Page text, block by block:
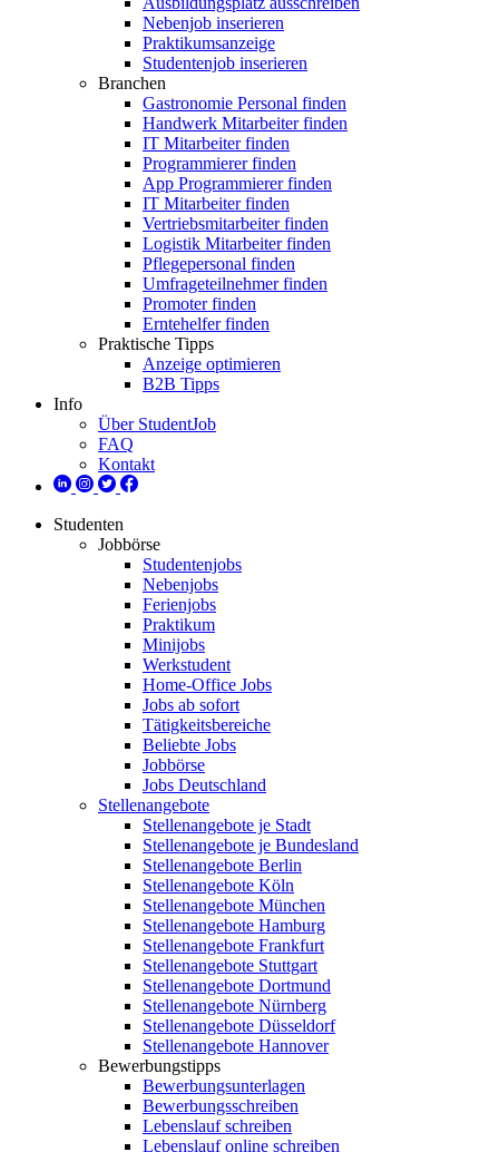
Nebenjob inserieren
Praktikumsanzeige
Studentenjob inserieren
Branchen
Gastronomie Personal finden
Handwerk Mitarbeiter finden
IT Mitarbeiter finden
Programmierer finden
App Programmierer finden
IT Mitarbeiter finden
Vertriebsmitarbeiter finden
Logistik Mitarbeiter finden
Pflegepersonal finden
Umfrageteilnehmer finden
Promoter finden
Erntehelfer finden
Praktische Tipps
Anzeige optimieren
B2B Tipps
Info
Über StudentJob
FAQ
Kontakt
Studenten
Jobbörse
Studentenjobs
Nebenjobs
Ferienjobs
Praktikum
Minijobs
Werkstudent
Home-Office Jobs
Jobs ab sofort
Tätigkeitsbereiche
Beliebte Jobs
Jobbörse
Jobs Deutschland
Stellenangebote
Stellenangebote je Stadt
Stellenangebote je Bundesland
Stellenangebote Berlin
Stellenangebote Köln
Stellenangebote München
Stellenangebote Hamburg
Stellenangebote Frankfurt
Stellenangebote Stuttgart
Stellenangebote Dortmund
Stellenangebote Nürnberg
Stellenangebote Düsseldorf
Stellenangebote Hannover
Bewerbungstipps
Bewerbungsunterlagen
Bewerbungsschreiben
Lebenslauf schreiben
Lebenslauf online schreiben